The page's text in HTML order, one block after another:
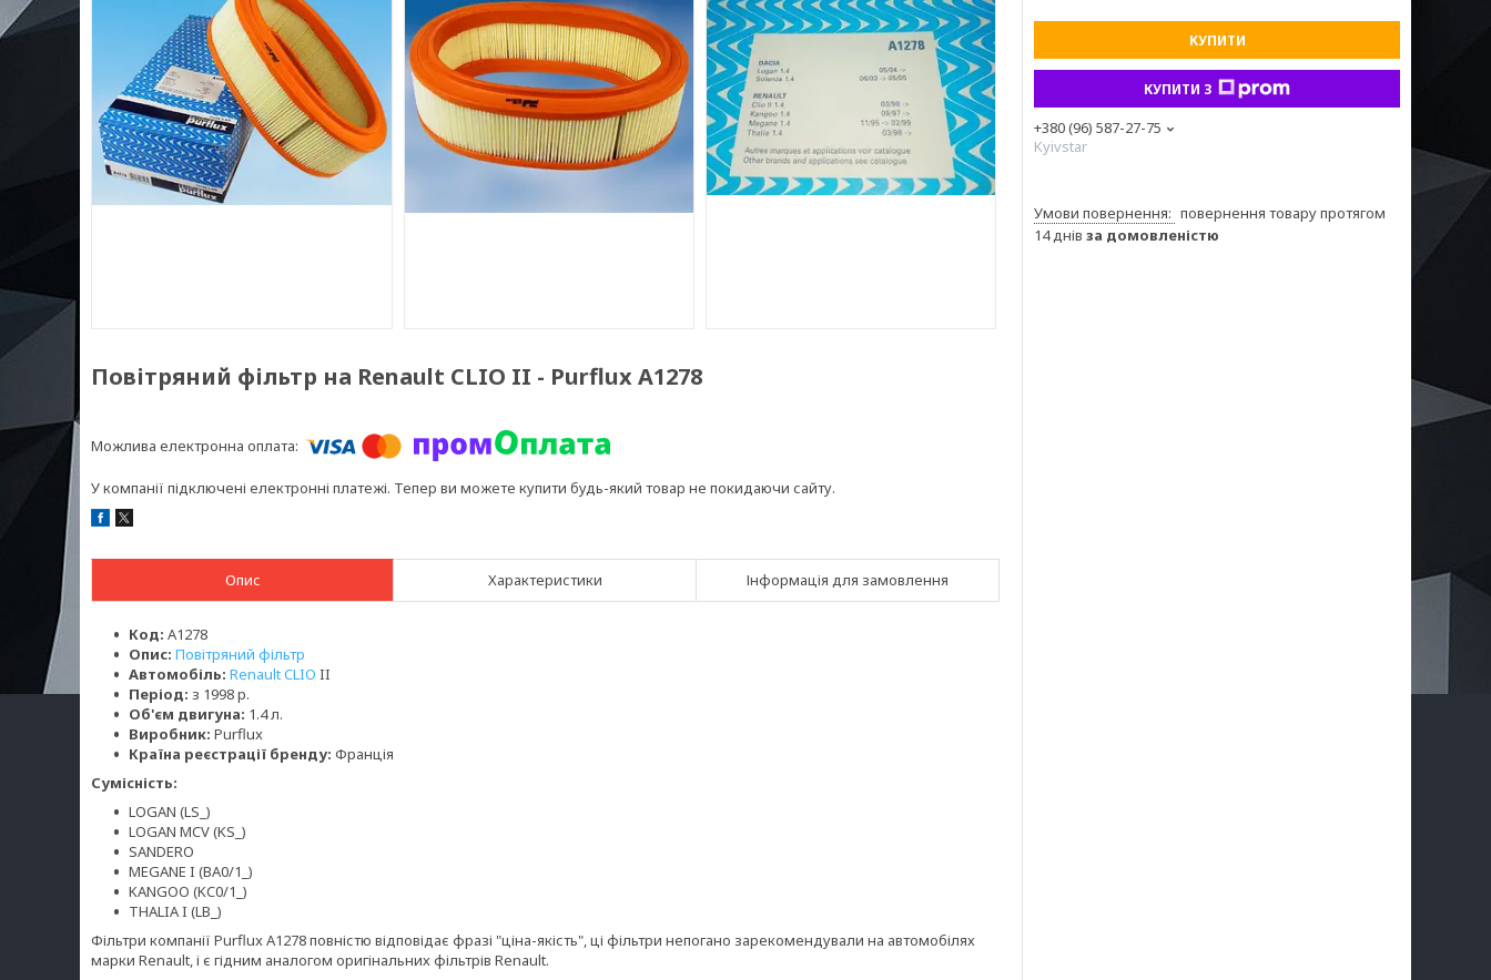
Повітряний фільтр на Renault CLIO II - Purflux A1278
У компанії підключені електронні платежі. Тепер ви можете купити будь-який товар не покидаючи сайту.
Опис Характеристики Інформація для замовлення
Код: A1278
Опис: Повітряний фільтр
Автомобіль: Renault CLIO II
Період: з 1998 р.
Об'єм двигуна: 1.4 л.
Виробник: Purflux
Країна реєстрації бренду: Франція
Сумісність:
LOGAN (LS_)
LOGAN MCV (KS_)
SANDERO
MEGANE I (BA0/1_)
KANGOO (KC0/1_)
THALIA I (LB_)
Фільтри компанії Purflux A1278 повністю відповідає фразі "ціна-якість", ці фільтри непогано зарекомендували на автомобілях
марки Renault, і є гідним аналогом оригінальних фільтрів Renault.
КУПИТИ
КУПИТИ З
+380 (96) 587-27-75
Kyivstar
повернення товару протягом
14 днів за домовленістю